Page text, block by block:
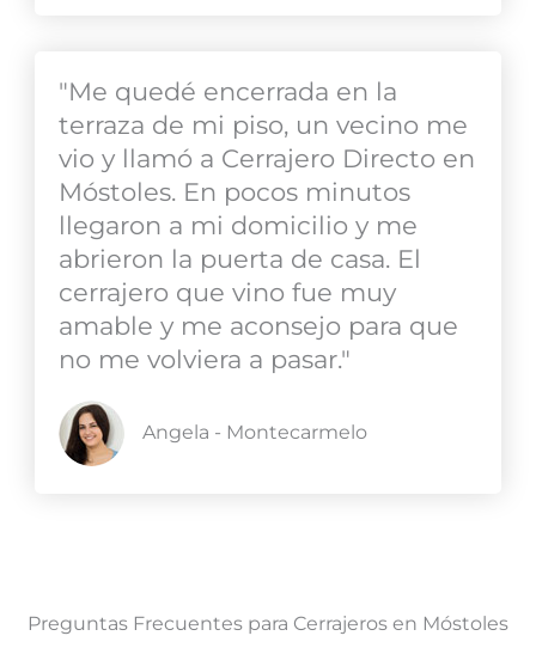
"Me quedé encerrada en la
terraza de mi piso, un vecino me
vio y llamó a Cerrajero Directo en
Móstoles. En pocos minutos
llegaron a mi domicilio y me
abrieron la puerta de casa. El
cerrajero que vino fue muy
amable y me aconsejo para que
no me volviera a pasar."
Angela - Montecarmelo
Preguntas Frecuentes para Cerrajeros en Móstoles